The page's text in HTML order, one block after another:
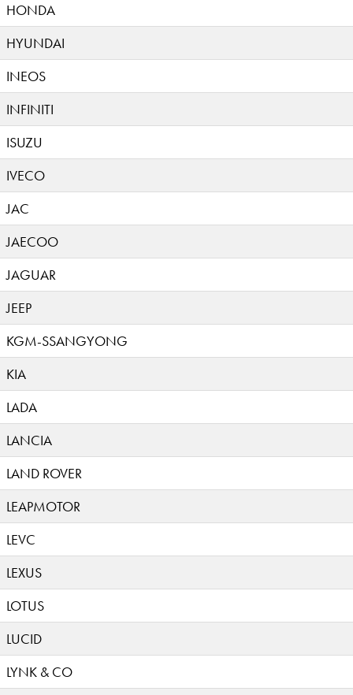
HONDA
HYUNDAI
INEOS
INFINITI
ISUZU
IVECO
JAC
JAECOO
JAGUAR
JEEP
KGM-SSANGYONG
KIA
LADA
LANCIA
LAND ROVER
LEAPMOTOR
LEVC
LEXUS
LOTUS
LUCID
LYNK & CO